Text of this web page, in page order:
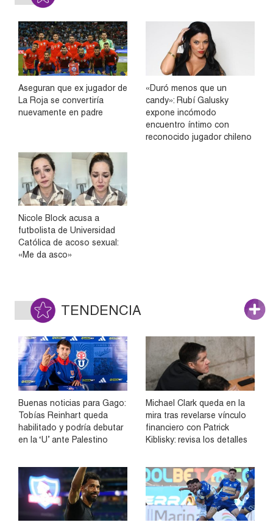
Aseguran que ex jugador de
La Roja se convertiría
nuevamente en padre
«Duró menos que un
candy»: Rubí Galusky
expone incómodo
encuentro íntimo con
reconocido jugador chileno
Nicole Block acusa a
futbolista de Universidad
Católica de acoso sexual:
«Me da asco»
TENDENCIA
Buenas noticias para Gago:
Tobías Reinhart queda
habilitado y podría debutar
en la ‘U’ ante Palestino
Michael Clark queda en la
mira tras revelarse vínculo
financiero con Patrick
Kiblisky: revisa los detalles